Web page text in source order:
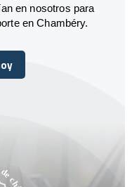
en nosotros para
en Chambéry.